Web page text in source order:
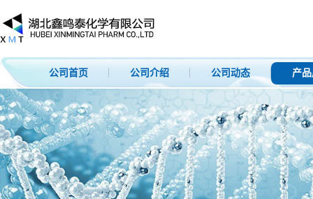
公司首页 公司介绍 公司动态 产